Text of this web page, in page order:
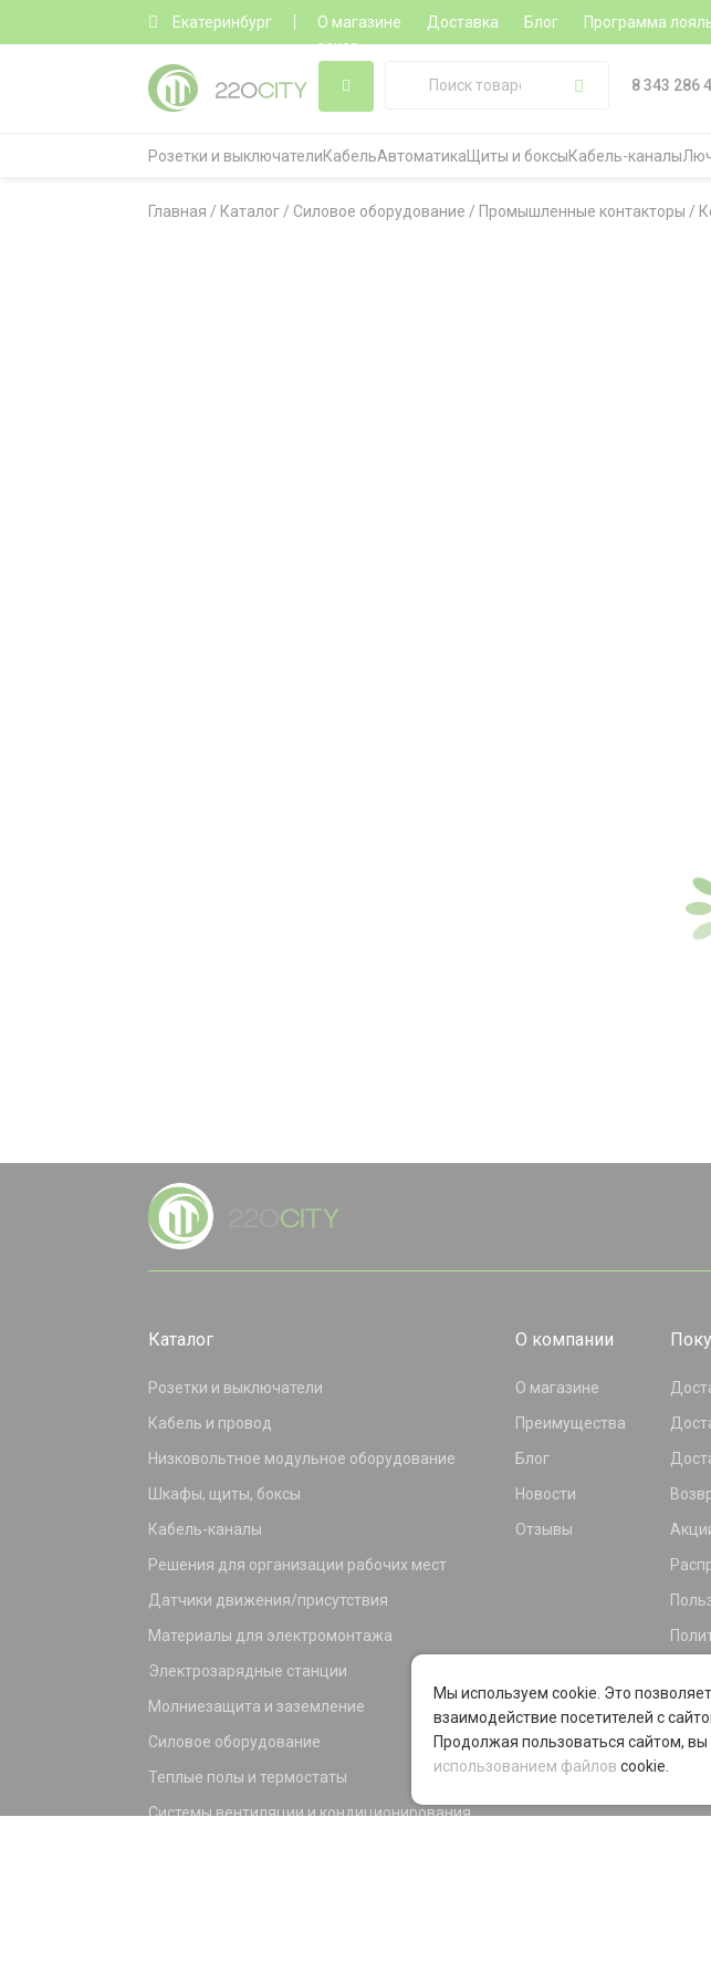
Екатеринбург О магазине Доставка Блог Программа
заказ
8 343 286
Розетки и выключателиКабельАвтоматика Щиты и боксыКабель-каналы
Главная / Каталог / Силовое оборудование / Промышленные контакторы /
Каталог
Розетки и выключатели
Кабель и провод
Низковольтное модульное оборудование
Шкафы, щиты, боксы
Кабель-каналы
Решения для организации рабочих мест
Датчики движения/присутствия
Материалы для электромонтажа
Электрозарядные станции
Молниезащита и заземление
Силовое оборудование
Теплые полы и термостаты
Системы вентиляции и кондиционирования
О компании
О магазине
Преимущества
Блог
Новости
Отзывы
Мы используем cookie. Это
взаимодействие посетителей с
Продолжая пользоваться сайтом, вы
использованием файлов cookie.